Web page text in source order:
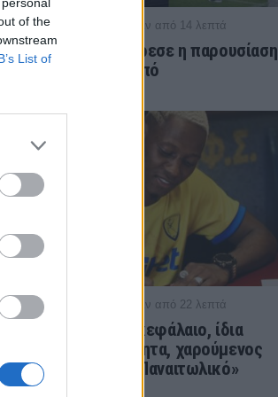
of the
List of
ΠΑΝΑΙΤΩΛΙΚΟΣ / πριν από 14 λεπτά
Ξεχώρισε και άρεσε η παρουσίαση
Νακάμπα-Τζενεπό
ΠΑΝΑΙΤΩΛΙΚΟΣ / πριν από 22 λεπτά
Τζενεπό: «Νέο κεφάλαιο, ίδια
αποφασιστικότητα, χαρούμενος
που ήρθα στον Παναιτωλικό»